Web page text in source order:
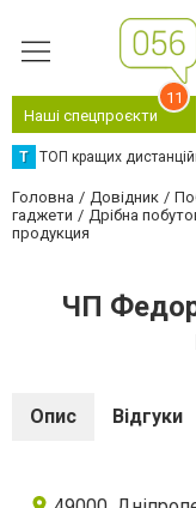
Наші спецпроєкти
11
Т ТОП кращих
Головна Довідник
гаджети
Дрібна
продукция
ЧП
Опис Відгуки